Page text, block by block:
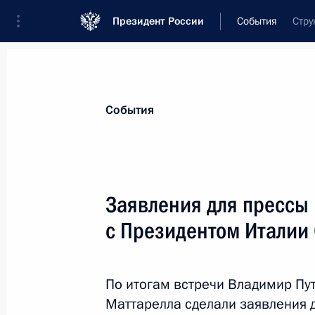
Президент России События
Новости
Послания Федеральному Собранию
Заявления по важнейшим вопросам
Речи и обращения
События
Заявления для прессы
с Президентом
По итогам встречи Владимир
Маттарелла сделали заявления